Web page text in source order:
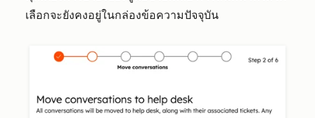
เลือกจะยังคงอยู่ในกล่องข้อความปัจจุบัน